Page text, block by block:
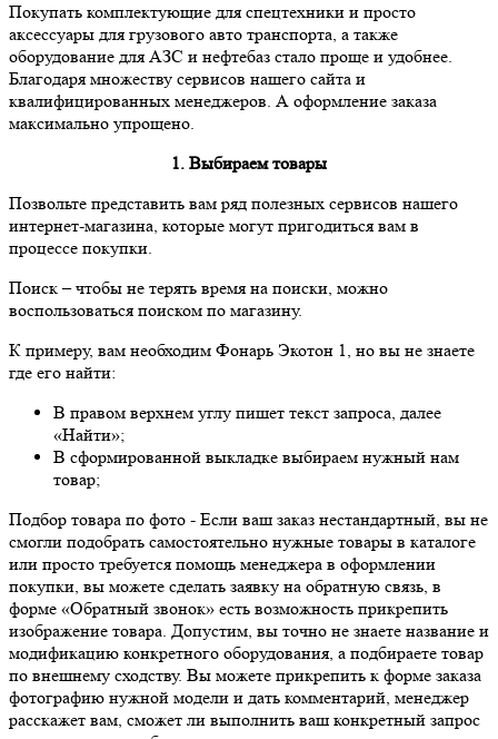
Покупать комплектующие для спецтехники и просто
аксессуары для грузового авто транспорта, а также
оборудование для АЗС и нефтебаз стало проще и удобнее.
Благодаря множеству сервисов нашего сайта и
квалифицированных менеджеров. А оформление заказа
максимально упрощено.
1. Выбираем товары
Позвольте представить вам ряд полезных сервисов нашего
интернет-магазина, которые могут пригодиться вам в
процессе покупки.
Поиск– чтобы не терять время на поиски, можно
воспользоваться поиском по магазину.
К примеру, вам необходим Фонарь Экотон 1, но вы не знаете
где его найти:
В правом верхнем углу пишет текст запроса, далее
«Найти»;
В сформированной выкладке выбираем нужный нам
товар;
Подбор товара по фото - Если ваш заказ нестандартный, вы не
смогли подобрать самостоятельно нужные товары в каталоге
или просто требуется помощь менеджера в оформлении
покупки, вы можете сделать заявку на обратную связь, в
форме «Обратный звонок» есть возможность прикрепить
изображение товара. Допустим, вы точно не знаете название и
модификацию конкретного оборудования, а подбираете товар
по внешнему сходству. Вы можете прикрепить к форме заказа
фотографию нужной модели и дать комментарий, менеджер
расскажет вам, сможет ли выполнить ваш конкретный запрос